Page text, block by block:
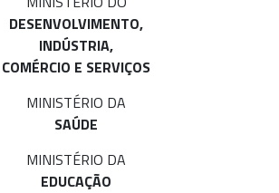
DESENVOLVIMENTO,
INDÚSTRIA,
COMÉRCIO E SERVIÇOS
MINISTÉRIO DA
SAÚDE
MINISTÉRIO DA
EDUCAÇÃO